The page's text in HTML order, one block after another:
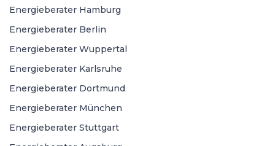
Energieberater Hamburg
Energieberater Berlin
Energieberater Wuppertal
Energieberater Karlsruhe
Energieberater Dortmund
Energieberater München
Energieberater Stuttgart